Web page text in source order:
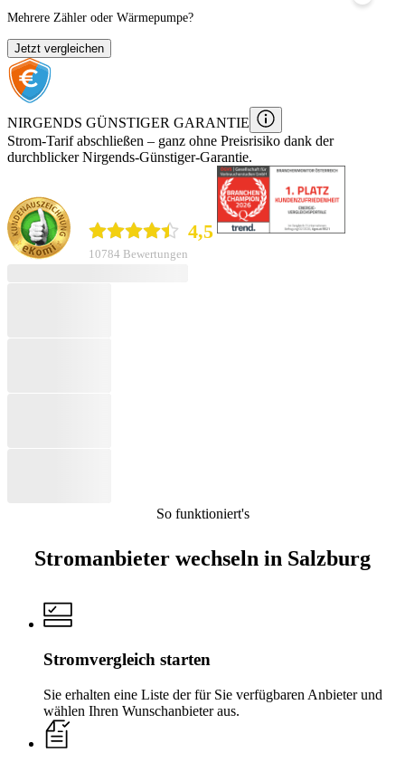
Mehrere Zähler oder Wärmepumpe?
Jetzt vergleichen
NIRGENDS GÜNSTIGER GARANTIE
Strom-Tarifabschließen – ganz ohne Preisrisiko dank der
durchblicker Nirgends-Günstiger-Garantie.
4,5
10784 Bewertungen
So funktioniert's
Stromanbieter wechseln in Salzburg
Stromvergleich starten
Sie erhalten eine Liste der für Sie verfügbaren Anbieter und
wählen Ihren Wunschanbieter aus.